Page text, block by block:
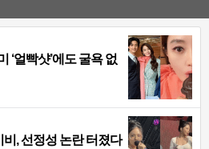
‘얼빡샷’에도 굴욕 없
, 선정성 논란 터졌다